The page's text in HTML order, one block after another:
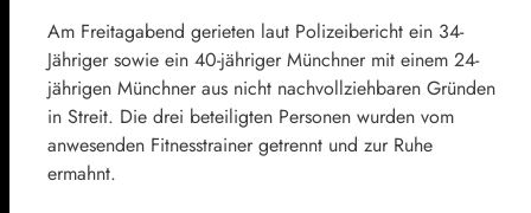
Am Freitagabend gerieten laut Polizeibericht ein 34-
Jähriger sowie ein 40-jähriger Münchner mit einem 24-
jährigen Münchner aus nicht nachvollziehbaren Gründen
in Streit. Die drei beteiligten Personen wurden vom
anwesenden Fitnesstrainer getrennt und zur Ruhe
ermahnt.